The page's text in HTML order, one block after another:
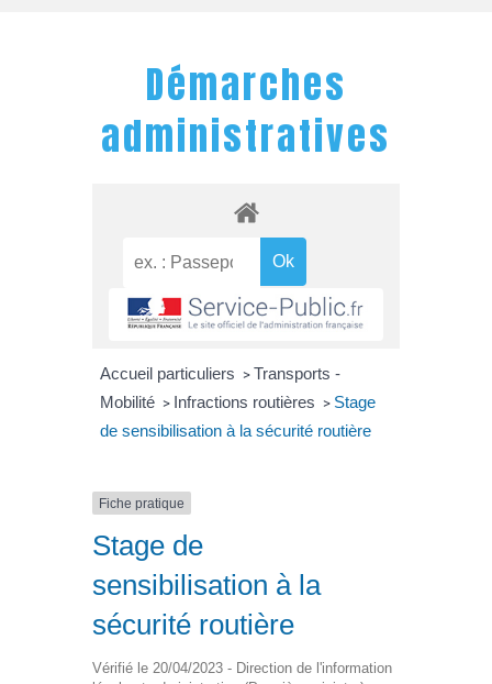
Démarches
administratives
Accueil particuliers > Transports -
Mobilité > Infractions routières > Stage
de sensibilisation à la sécurité routière
Fiche pratique
Stage de
sensibilisation à la
sécurité routière
Vérifié le 20/04/2023 - Direction de l'information